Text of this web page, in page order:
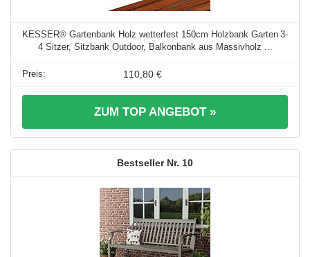
KESSER® Gartenbank Holz wetterfest 150cm Holzbank Garten 3-
4 Sitzer, Sitzbank Outdoor, Balkonbank aus Massivholz ...
110,80 €
ZUM TOP ANGEBOT »
10